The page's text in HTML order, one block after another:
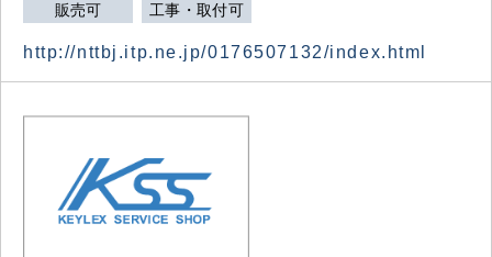
販売可 工事・取付可
http://nttbj.itp.ne.jp/0176507132/index.html